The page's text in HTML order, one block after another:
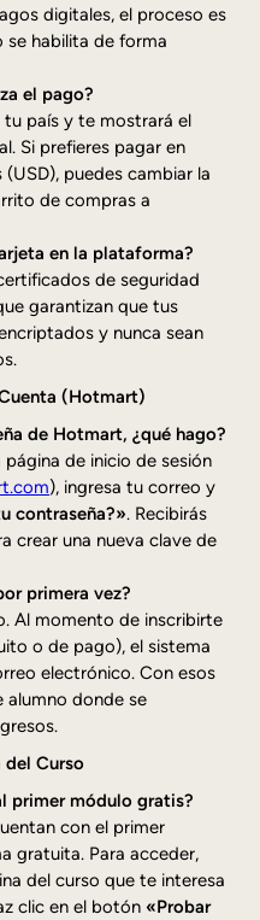
digitales, el proceso es
se habilita de forma
el pago?
país y te mostrará el
Si prefieres pagar en
puedes cambiar la
de compras a
en la plataforma?
de seguridad
garantizan que tus
y nunca sean
(Hotmart)
de Hotmart, ¿qué hago?
de inicio de sesión
), ingresa tu correo y
contraseña?». Recibirás
crear una nueva clave de
primera vez?
Al momento de inscribirte
o de pago), el sistema
electrónico. Con esos
alumno donde se
del Curso
primer módulo gratis?
con el primer
gratuita. Para acceder,
del curso que te interesa
clic en el botón «Probar